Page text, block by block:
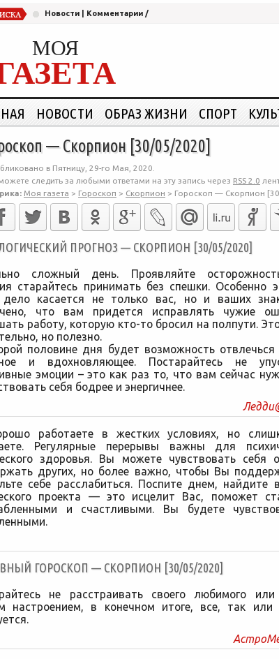
Новости Комментарии /
МОЯ
НОВОСТИ ОБРАЗ ЖИЗНИ СПОРТ
— Скорпион [30/05/2020]
в Пятницу, 29-го Мая, 2020.
следить за любыми ответами на эту запись через RSS 2.0
Моя газета > Гороскоп > Скорпион > Гороскоп — Скорпион
ПРОГНОЗ — СКОРПИОН [30/05/2020]
сложный день. Проявляйте
старайтесь принимать без спешки. Особенно
дело касается не только вас, но и ваших
что вам придется исправлять чужие
работу, которую кто-то бросил на полпути.
но полезно.
половине дня будет возможность
и вдохновляющее. Постарайтесь не
эмоции – это как раз то, что вам сейчас
себя бодрее и энергичнее.
работаете в жестких условиях, но
Регулярные перерывы важны для
здоровья. Вы можете чувствовать себя
других, но более важно, чтобы Вы
себе расслабиться. Поспите днем, найдите
проекта — это исцелит Вас, поможет
и счастливыми. Вы будете
ГОРОСКОП — СКОРПИОН [30/05/2020]
не расстраивать своего любимого
настроением, в конечном итоге, все, так или